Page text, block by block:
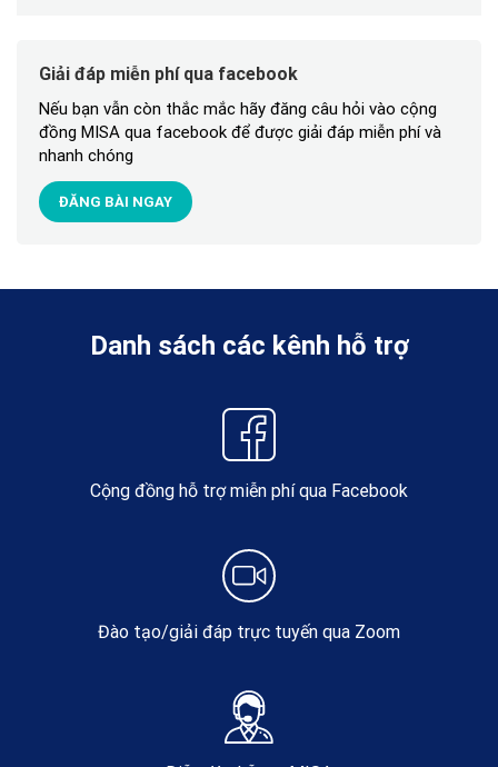
Giải đáp miễn phí qua facebook
Nếu bạn vẫn còn thắc mắc hãy đăng câu hỏi vào cộng
đồng MISA qua facebook để được giải đáp miễn phí và
nhanh chóng
ĐĂNG BÀI NGAY
Danh sách các kênh hỗ trợ
Cộng đồng hỗ trợ miễn phí qua Facebook
Đào tạo/giải đáp trực tuyến qua Zoom